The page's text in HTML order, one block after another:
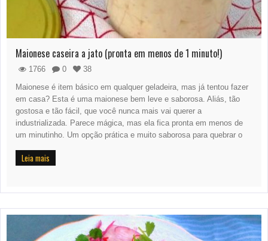
Maionese caseira a jato (pronta em menos de 1 minuto!)
1766 0
38
Maionese é item básico em qualquer geladeira, mas já tentou fazer
em casa? Esta é uma maionese bem leve e saborosa. Aliás, tão
gostosa e tão fácil, que você nunca mais vai querer a
industrializada. Parece mágica, mas ela fica pronta em menos de
um minutinho. Um opção prática e muito saborosa para quebrar o
Leia mais